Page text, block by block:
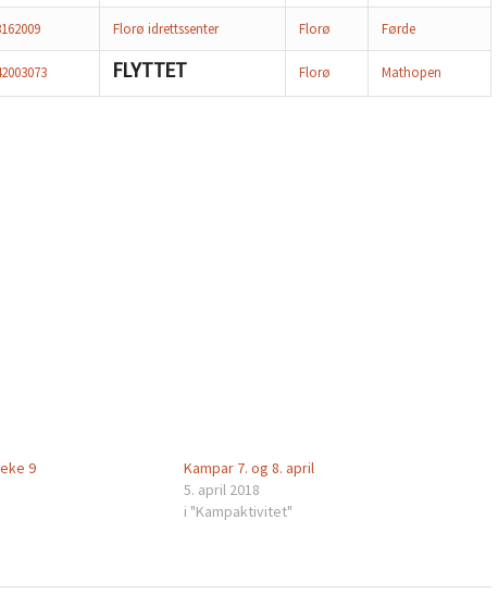
Florø idrettssenter Florø Førde
FLYTTET Florø Mathopen
9
Kampar 7. og 8. april
5. april 2018
i "Kampaktivitet"